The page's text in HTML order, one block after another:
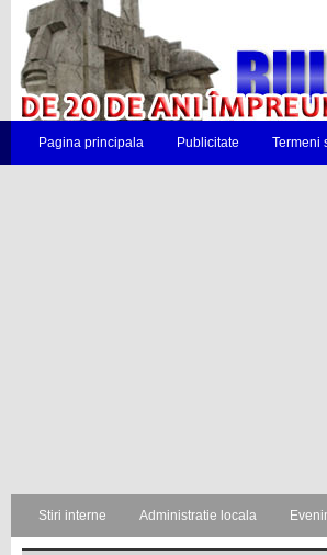
Pagina principala Publicitate Termeni
Stiri interne Administratie locala